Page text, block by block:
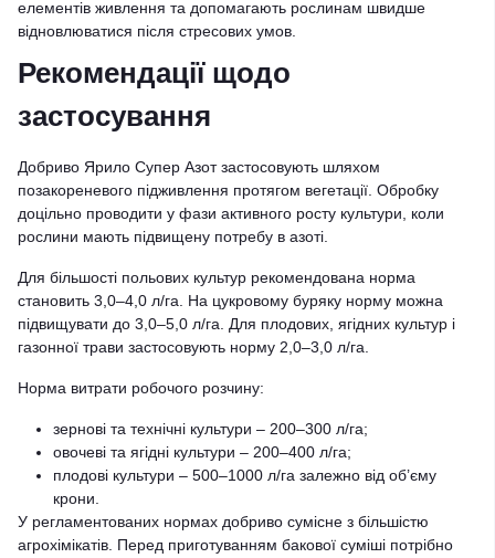
елементів живлення та допомагають рослинам швидше
відновлюватися після стресових умов.
Рекомендації щодо
застосування
Добриво Ярило Супер Азот застосовують шляхом
позакореневого підживлення протягом вегетації. Обробку
доцільно проводити у фази активного росту культури, коли
рослини мають підвищену потребу в азоті.
Для більшості польових культур рекомендована норма
становить 3,0–4,0 л/га. На цукровому буряку норму можна
підвищувати до 3,0–5,0 л/га. Для плодових, ягідних культур і
газонної трави застосовують норму 2,0–3,0 л/га.
Норма витрати робочого розчину:
зернові та технічні культури – 200–300 л/га;
овочеві та ягідні культури – 200–400 л/га;
плодові культури – 500–1000 л/га залежно від об’єму
крони.
У регламентованих нормах добриво сумісне з більшістю
агрохімікатів. Перед приготуванням бакової суміші потрібно